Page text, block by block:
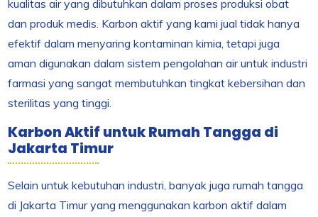
kualitas air yang dibutuhkan dalam proses produksi obat
dan produk medis. Karbon aktif yang kami jual tidak hanya
efektif dalam menyaring kontaminan kimia, tetapi juga
aman digunakan dalam sistem pengolahan air untuk industri
farmasi yang sangat membutuhkan tingkat kebersihan dan
sterilitas yang tinggi.
Karbon Aktif untuk Rumah Tangga di
Jakarta Timur
Selain untuk kebutuhan industri, banyak juga rumah tangga
di Jakarta Timur yang menggunakan karbon aktif dalam